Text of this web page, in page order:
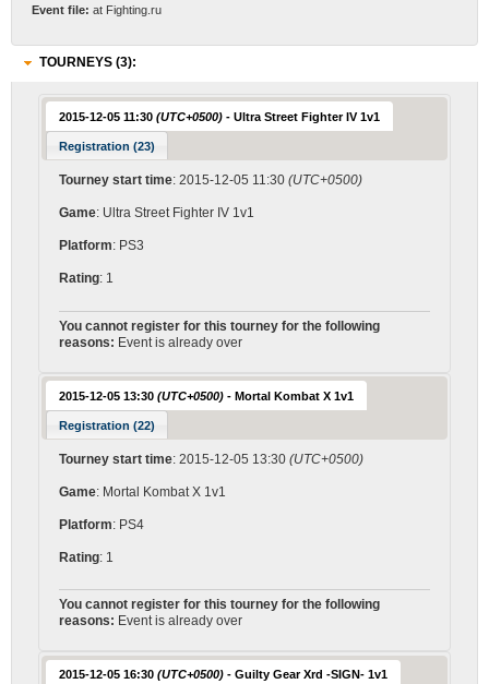
Event file: at Fighting.ru
TOURNEYS (3):
2015-12-05 11:30 (UTC+0500)- Ultra Street Fighter IV 1v1
Registration (23)
Tourney start time: 2015-12-05 11:30 (UTC+0500)
Game: Ultra Street Fighter IV 1v1
Platform: PS3
Rating: 1
You cannot register for this tourney for the following
reasons: Event is already over
2015-12-05 13:30 (UTC+0500)- Mortal Kombat X 1v1
Registration (22)
Tourney start time: 2015-12-05 13:30 (UTC+0500)
Game: Mortal Kombat X 1v1
Platform: PS4
Rating: 1
You cannot register for this tourney for the following
reasons: Event is already over
2015-12-05 16:30 (UTC+0500)- Guilty Gear Xrd -SIGN- 1v1